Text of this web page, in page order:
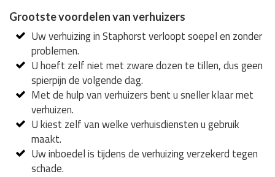
Grootste voordelen van verhuizers
Uw verhuizing in Staphorst verloopt soepel en zonder
problemen.
U hoeft zelf niet met zware dozen te tillen, dus geen
spierpijn de volgende dag.
Met de hulp van verhuizers bent u sneller klaar met
verhuizen.
U kiest zelf van welke verhuisdiensten u gebruik
maakt.
Uw inboedel is tijdens de verhuizing verzekerd tegen
schade.